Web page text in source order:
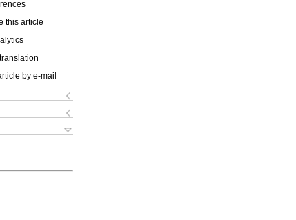
this article
by e-mail